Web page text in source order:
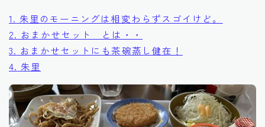
1. 朱里のモーニングは相変わらずスゴイけど。
2. おまかせセット とは・・
3. おまかせセットにも茶碗蒸し健在！
4. 朱里